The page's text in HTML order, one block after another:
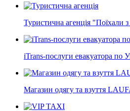
Туристична агенція "Поїхали
iTrans-послуги евакуатора по
Магазин одягу та взуття